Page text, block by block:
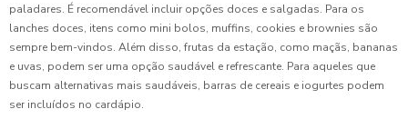
paladares. É recomendável incluir opções doces e salgadas. Para os
lanches doces, itens como mini bolos, muffins, cookies e brownies são
sempre bem-vindos. Além disso, frutas da estação, como maçãs, bananas
e uvas, podem ser uma opção saudável e refrescante. Para aqueles que
buscam alternativas mais saudáveis, barras de cereais e iogurtes podem
ser incluídos no cardápio.